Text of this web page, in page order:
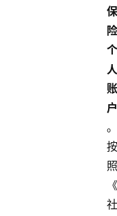
保
险
个
人
账
户
。
按
照
《
社